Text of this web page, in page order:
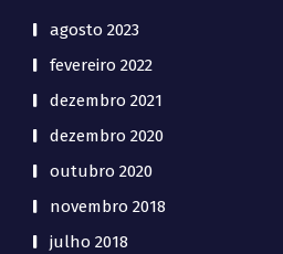
agosto 2023
fevereiro 2022
dezembro 2021
dezembro 2020
outubro 2020
novembro 2018
julho 2018